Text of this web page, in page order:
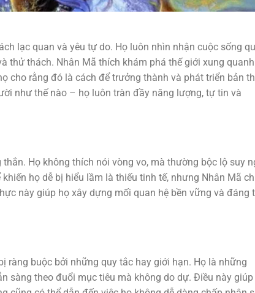
lạc quan và yêu tự do. Họ luôn nhìn nhận cuộc sống
thử thách. Nhân Mã thích khám phá thế giới xung
cho rằng đó là cách để trưởng thành và phát triển bản
như thế nào – họ luôn tràn đầy năng lượng, tự tin và
Họ không thích nói vòng vo, mà thường bộc lộ suy
họ dễ bị hiểu lầm là thiếu tinh tế, nhưng Nhân Mã
này giúp họ xây dựng mối quan hệ bền vững và đáng
ràng buộc bởi những quy tắc hay giới hạn. Họ là những
sàng theo đuổi mục tiêu mà không do dự. Điều này